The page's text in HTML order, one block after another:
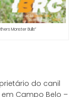
Monster Bulls”
do canil
em Campo Belo –